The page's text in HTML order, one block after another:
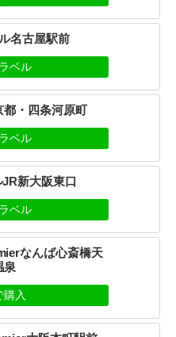
名古屋駅前
ベル
都・四条河原町
ベル
新大阪東口
ベル
なんば心斎橋天
泉
購入